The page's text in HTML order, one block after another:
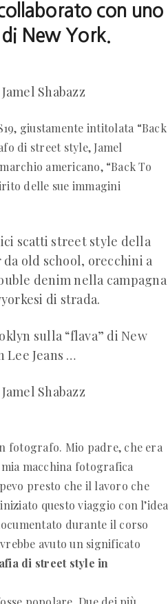
con uno
New York.
Shabazz
giustamente intitolata “Back
di street style, Jamel
americano, “Back To
delle sue immagini
scatti street style della
old school, orecchini a
denim nella campagna
di strada.
sulla “flava” di New
Lee Jeans …
Shabazz
fotografo. Mio padre, che era
macchina fotografica
presto che il lavoro che
questo viaggio con l’idea
durante il corso
avuto un significato
di street style in